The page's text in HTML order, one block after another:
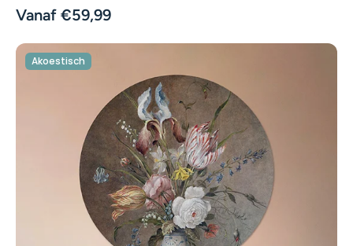
Vanaf €59,99
Akoestisch